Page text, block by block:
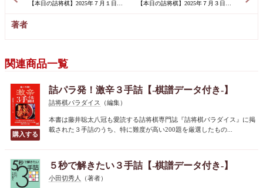
著者
関連商品一覧
詰パラ発！激辛３手詰【-棋譜データ付き-】
詰将棋パラダイス （編集）
本書は藤井聡太八冠も愛読する詰将棋専門誌『詰将棋パラダイス』に掲
載された３手詰のうち、特に難度が高い200題を厳選したもの...
５秒で解きたい３手詰【-棋譜データ付き-】
小田切秀人 （著者）